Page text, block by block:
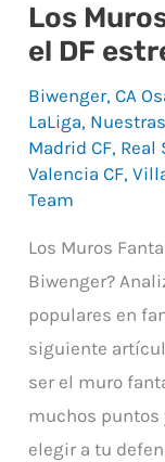
Los
el DF
Biwenger,CA
LaLiga,
Madrid CF, Real
Valencia CF,
Team
Los Muros
Biwenger?
populares en
siguiente
ser el muro
muchos puntos
elegir a tu
Biwenger?